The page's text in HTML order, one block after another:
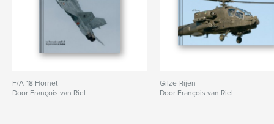
F/A-18 Hornet
Door François van Riel
Gilze-Rijen
Door François van Riel